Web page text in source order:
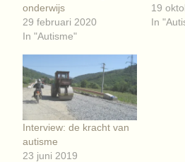
onderwijs
29 februari 2020
In "Autisme"
19
In
Interview: de kracht van
autisme
23 juni 2019